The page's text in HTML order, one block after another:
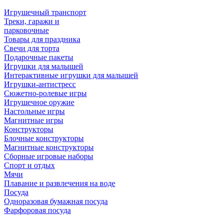
Игрушечный транспорт
Треки, гаражи и
парковочные
Товары для праздника
Свечи для торта
Подарочные пакеты
Игрушки для малышей
Интерактивные игрушки для малышей
Игрушки-антистресс
Сюжетно-ролевые игры
Игрушечное оружие
Настольные игры
Магнитные игры
Конструкторы
Блочные конструкторы
Магнитные конструкторы
Сборные игровые наборы
Спорт и отдых
Мячи
Плавание и развлечения на воде
Посуда
Одноразовая бумажная посуда
Фарфоровая посуда